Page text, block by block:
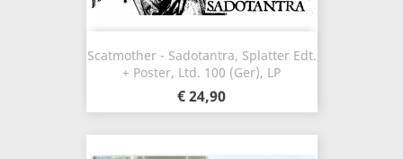
Scatmother - Sadotantra, Splatter Edt.
+ Poster, Ltd. 100 (Ger), LP
€ 24,90